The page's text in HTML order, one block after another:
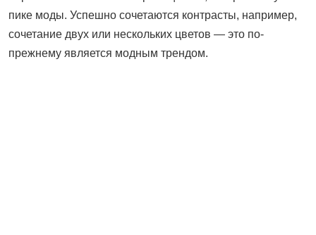
пике моды. Успешно сочетаются контрасты, например,
сочетание двух или нескольких цветов — это по-
прежнему является модным трендом.